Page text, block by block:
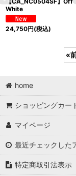
White
24,750円(税込)
«
home
ショッピングカー
マイページ
最近チェックした
特定商取引法表示